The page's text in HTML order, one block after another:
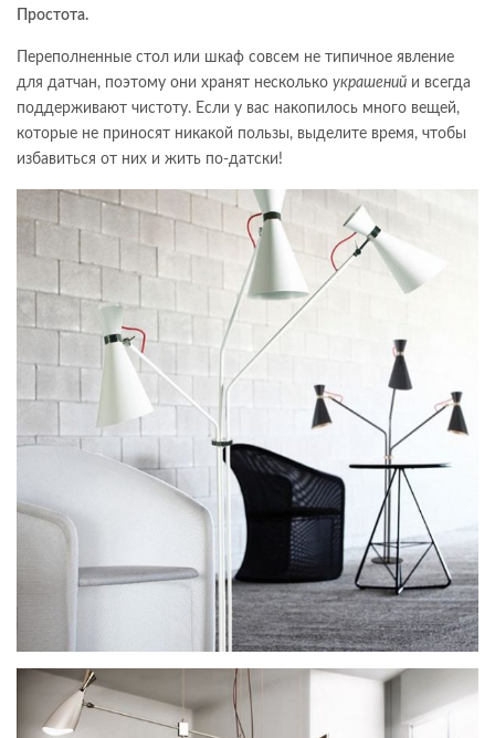
Простота.
Переполненные стол или шкаф совсем не типичное явление
для датчан, поэтому они хранят несколько украшений и всегда
поддерживают чистоту. Если у вас накопилось много вещей,
которые не приносят никакой пользы, выделите время, чтобы
избавиться от них и жить по-датски!